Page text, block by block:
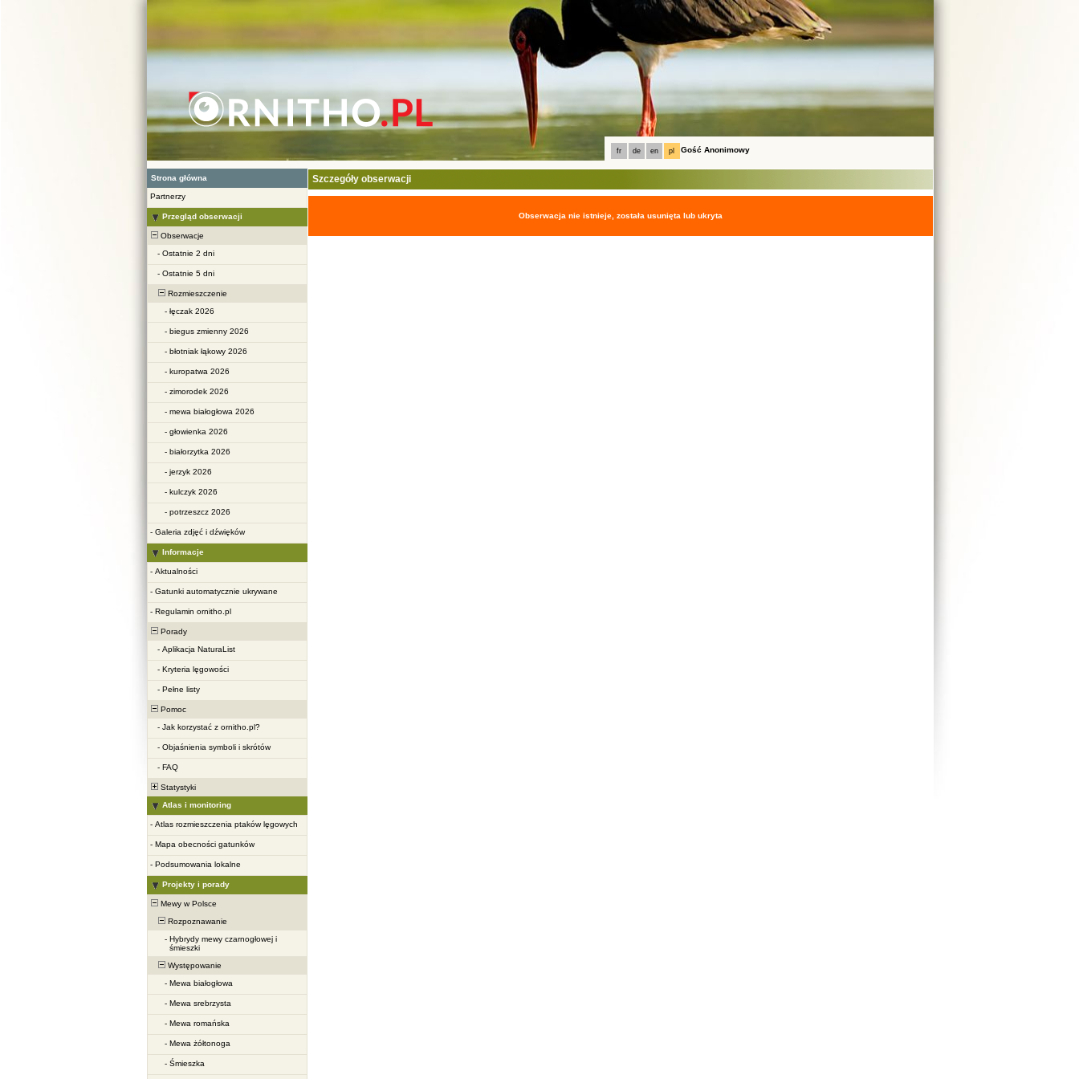
fr de en pl Gość Anonimowy
Strona główna
Partnerzy
Przegląd obserwacji
Obserwacje
- Ostatnie 2 dni
- Ostatnie 5 dni
Rozmieszczenie
- łęczak 2026
- biegus zmienny 2026
- błotniak łąkowy 2026
- kuropatwa 2026
- zimorodek 2026
- mewa białogłowa 2026
- głowienka 2026
- białorzytka 2026
- jerzyk 2026
- kulczyk 2026
- potrzeszcz 2026
- Galeria zdjęć i dźwięków
Informacje
- Aktualności
- Gatunki automatycznie ukrywane
- Regulamin ornitho.pl
Porady
- Aplikacja NaturaList
- Kryteria lęgowości
- Pełne listy
Pomoc
- Jak korzystać z ornitho.pl?
- Objaśnienia symboli i skrótów
- FAQ
Statystyki
Atlas i monitoring
- Atlas rozmieszczenia ptaków lęgowych
- Mapa obecności gatunków
- Podsumowania lokalne
Projekty i porady
Mewy w Polsce
Rozpoznawanie
- Hybrydy mewy czarnogłowej i
śmieszki
Występowanie
- Mewa białogłowa
- Mewa srebrzysta
- Mewa romańska
- Mewa żółtonoga
- Śmieszka
Szczegóły obserwacji
Obserwacja nie istnieje, została usunięta lub ukryta